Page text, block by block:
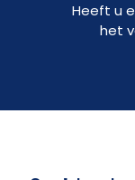
Heeft u
het